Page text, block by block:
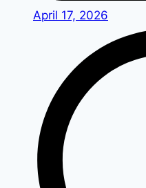
April 17, 2026